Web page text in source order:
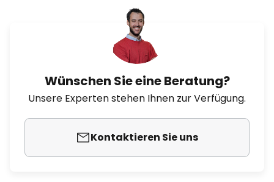
Wünschen Sie eine Beratung?
Unsere Experten stehen Ihnen zur Verfügung.
Kontaktieren Sie uns